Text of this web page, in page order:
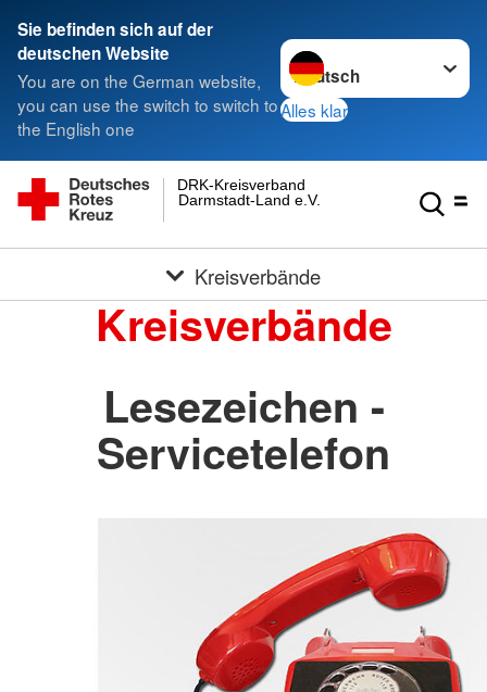
Sie befinden sich auf der
deutschen Website
You are on the German website,
you can use the switch to switch to
the English one
Sprache wechseln zu
Alles klar
Darmstadt-Land e.V.
DRK-Kreisverband
Kreisverbände
Kreisverbände
Lesezeichen -
Servicetelefon